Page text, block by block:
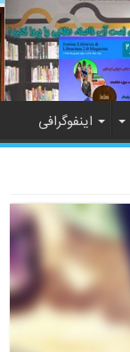
اینفوگرافی